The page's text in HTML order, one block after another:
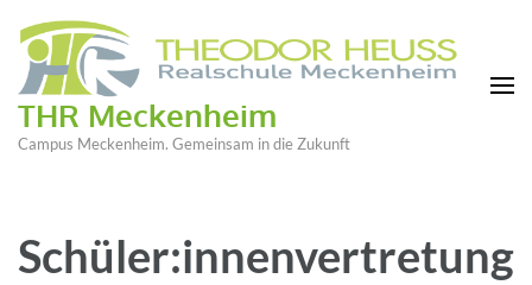
THR Meckenheim
Campus Meckenheim. Gemeinsam in die Zukunft
Schüler:innenvertretung